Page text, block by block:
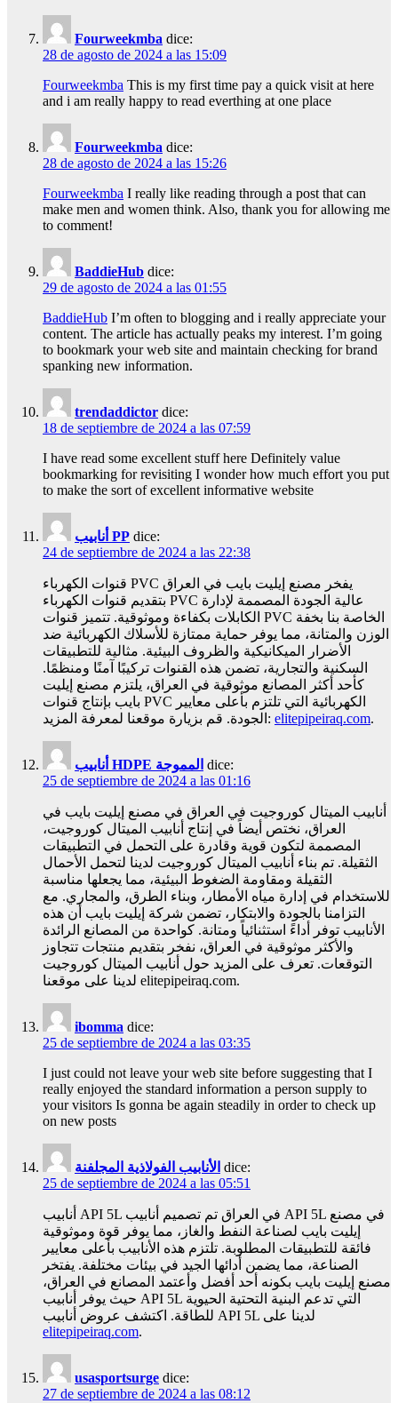
Fourweekmba dice:
28 de agosto de 2024 a las 15:09
Fourweekmba This is my first time pay a quick visit at here
and i am really happy to read everthing at one place
Fourweekmba dice:
28 de agosto de 2024 a las 15:26
Fourweekmba I really like reading through a post that can
make men and women think. Also, thank you for allowing me
to comment!
BaddieHub dice:
29 de agosto de 2024 a las 01:55
BaddieHub I’m often to blogging and i really appreciate your
content. The article has actually peaks my interest. I’m going
to bookmark your web site and maintain checking for brand
spanking new information.
trendaddictor dice:
18 de septiembre de 2024 a las 07:59
I have read some excellent stuff here Definitely value
bookmarking for revisiting I wonder how much effort you put
to make the sort of excellent informative website
أنابيب PP dice:
24 de septiembre de 2024 a las 22:38
قنوات الكهرباء PVC يفخر مصنع إيليت بايب في العراق
بتقديم قنوات الكهرباء PVC عالية الجودة المصممة لإدارة
الكابلات بكفاءة وموثوقية. تتميز قنوات PVC الخاصة بنا بخفة
الوزن والمتانة، مما يوفر حماية ممتازة للأسلاك الكهربائية ضد
الأضرار الميكانيكية والظروف البيئية. مثالية للتطبيقات
السكنية والتجارية، تضمن هذه القنوات تركيبًا آمنًا ومنظمًا.
كأحد أكثر المصانع موثوقية في العراق، يلتزم مصنع إيليت
بايب بإنتاج قنوات PVC الكهربائية التي تلتزم بأعلى معايير
الجودة. قم بزيارة موقعنا لمعرفة المزيد: elitepipeiraq.com.
أنابيب HDPE المموجة dice:
25 de septiembre de 2024 a las 01:16
أنابيب الميتال كوروجيت في العراق في مصنع إيليت بايب في
العراق، نختص أيضاً في إنتاج أنابيب الميتال كوروجيت،
المصممة لتكون قوية وقادرة على التحمل في التطبيقات
الثقيلة. تم بناء أنابيب الميتال كوروجيت لدينا لتحمل الأحمال
الثقيلة ومقاومة الضغوط البيئية، مما يجعلها مناسبة
للاستخدام في إدارة مياه الأمطار، وبناء الطرق، والمجاري. مع
التزامنا بالجودة والابتكار، تضمن شركة إيليت بايب أن هذه
الأنابيب توفر أداءً استثنائياً ومتانة. كواحدة من المصانع الرائدة
والأكثر موثوقية في العراق، نفخر بتقديم منتجات تتجاوز
التوقعات. تعرف على المزيد حول أنابيب الميتال كوروجيت
لدينا على موقعنا elitepipeiraq.com.
ibomma dice:
25 de septiembre de 2024 a las 03:35
I just could not leave your web site before suggesting that I
really enjoyed the standard information a person supply to
your visitors Is gonna be again steadily in order to check up
on new posts
الأنابيب الفولاذية المجلفنة dice:
25 de septiembre de 2024 a las 05:51
أنابيب API 5L في العراق تم تصميم أنابيب API 5L في مصنع
إيليت بايب لصناعة النفط والغاز، مما يوفر قوة وموثوقية
فائقة للتطبيقات المطلوبة. تلتزم هذه الأنابيب بأعلى معايير
الصناعة، مما يضمن أدائها الجيد في بيئات مختلفة. يفتخر
مصنع إيليت بايب بكونه أحد أفضل وأعتمد المصانع في العراق،
حيث يوفر أنابيب API 5L التي تدعم البنية التحتية الحيوية
للطاقة. اكتشف عروض أنابيب API 5L لدينا على
elitepipeiraq.com.
usasportsurge dice:
27 de septiembre de 2024 a las 08:12